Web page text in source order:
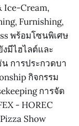
Ice-Cream,
Furnishing,
พร้อมโซนพิเศษ
มีไฮไลต์และ
การประกวดบา
กิจกรรม
การจัด
- HOREC
Show